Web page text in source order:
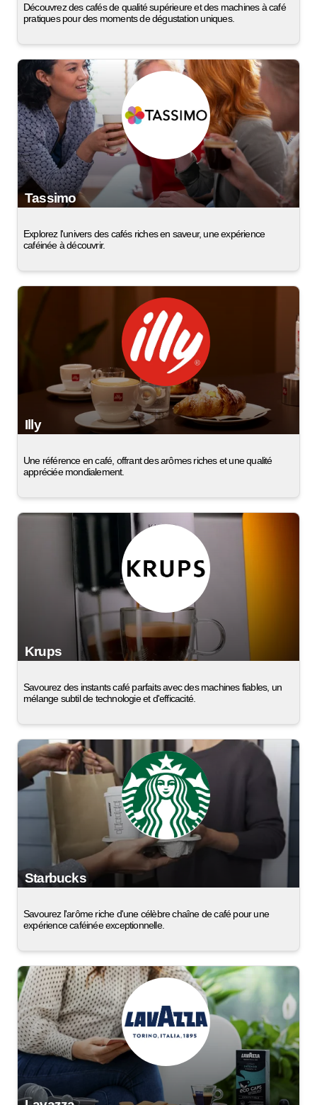
Découvrez des cafés de qualité supérieure et des machines à café
pratiques pour des moments de dégustation uniques.
Tassimo
Explorez l'univers des cafés riches en saveur, une expérience
caféinée à découvrir.
Illy
Une référence en café, offrant des arômes riches et une qualité
appréciée mondialement.
Krups
Savourez des instants café parfaits avec des machines fiables, un
mélange subtil de technologie et d'efficacité.
Starbucks
Savourez l'arôme riche d'une célèbre chaîne de café pour une
expérience caféinée exceptionnelle.